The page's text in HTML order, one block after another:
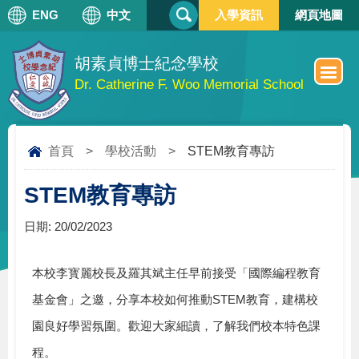
胡素貞博士紀念學校
Dr. Catherine F. Woo Memorial School
ENG 中文 搜
尋
單
入學資訊 網頁地圖
首頁 > 學校活動 > STEM教育專訪
STEM教育專訪
日期: 20/02/2023
本校李寳麗校長及羅其斌主任早前接受「國際編程教育
基金會」之邀，分享本校如何推動STEM教育，建構校
園良好學習氛圍。歡迎大家細讀，了解我們校本特色課
程。